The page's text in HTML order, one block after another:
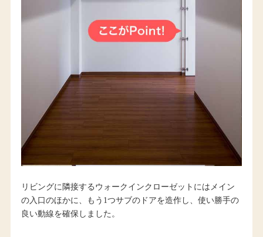
リビングに隣接するウォークインクローゼットにはメイン
の入口のほかに、もう1つサブのドアを造作し、使い勝手の
良い動線を確保しました。